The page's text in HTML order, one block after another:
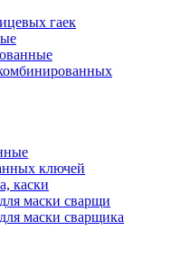
гаек
ключей
каски
маски сварщи
маски сварщика